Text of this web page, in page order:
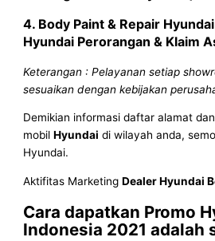
4. Body Paint & Repair Hyundai
Hyundai Perorangan & Klaim
Keterangan : Pelayanan setiap
sesuaikan dengan kebijakan
Demikian informasi daftar alamat
mobilHyundai di wilayah anda,
Hyundai.
Aktifitas MarketingDealer Hyundai
Cara dapatkan Promo
Indonesia 2021 adalah